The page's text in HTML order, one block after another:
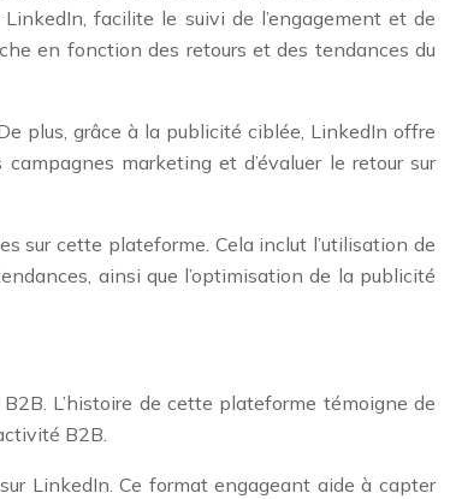
facilite le suivi de l’engagement et de
en fonction des retours et des tendances du
plus, grâce à la publicité ciblée, LinkedIn offre
marketing et d’évaluer le retour sur
sur cette plateforme. Cela inclut l’utilisation de
ainsi que l’optimisation de la publicité
L’histoire de cette plateforme témoigne de
B2B.
LinkedIn. Ce format engageant aide à capter